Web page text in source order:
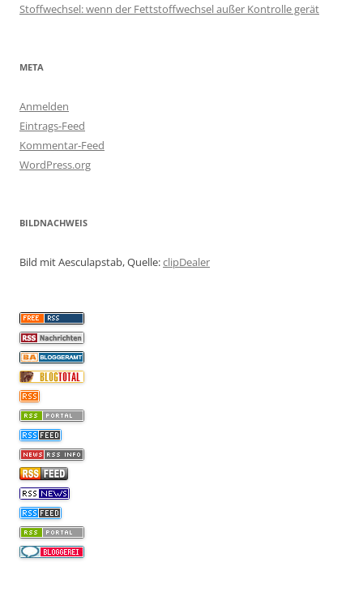
Stoffwechsel: wenn der Fettstoffwechsel außer Kontrolle gerät
META
Anmelden
Eintrags-Feed
Kommentar-Feed
WordPress.org
BILDNACHWEIS
Bild mit Aesculapstab, Quelle:clipDealer